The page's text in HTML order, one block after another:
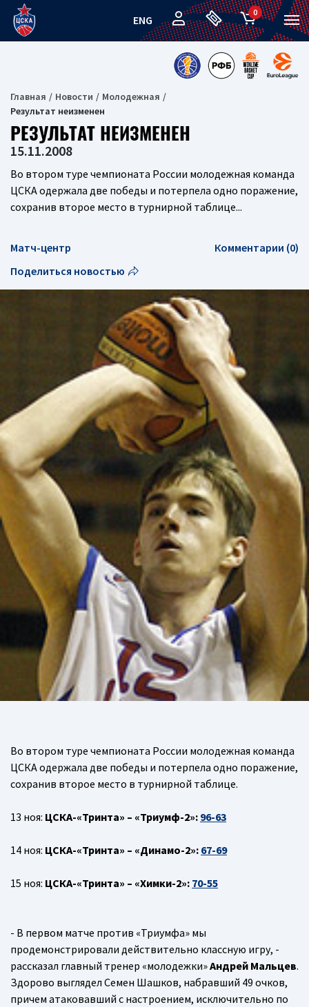
ENG
0
Главная Новости
Молодежная
Результат неизменен
РЕЗУЛЬТАТ НЕИЗМЕНЕН
15.11.2008
Во втором туре чемпионата России молодежная команда
ЦСКА одержала две победы и потерпела одно поражение,
сохранив второе место в турнирной таблице...
Матч-центр
Комментарии (0)
Поделиться новостью
Во втором туре чемпионата России молодежная команда
ЦСКА одержала две победы и потерпела одно поражение,
сохранив второе место в турнирной таблице.
13 ноя: ЦСКА-«Тринта» – «Триумф-2»: 96-63
14 ноя: ЦСКА-«Тринта» – «Динамо-2»: 67-69
15 ноя: ЦСКА-«Тринта» – «Химки-2»: 70-55
- В первом матче против «Триумфа» мы
продемонстрировали действительно классную игру, -
рассказал главный тренер «молодежки»Андрей Мальцев.
Здорово выглядел Семен Шашков, набравший 49 очков,
причем атаковавший с настроением, исключительно по